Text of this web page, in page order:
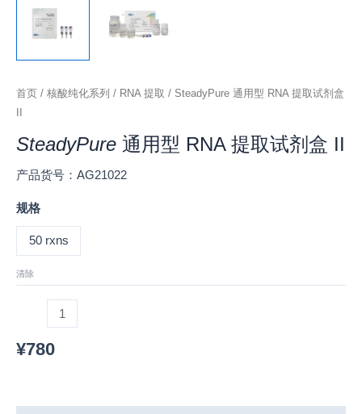
首页 / 核酸纯化系列 / RNA 提取 / SteadyPure 通用型 RNA 提取试剂盒
SteadyPure 通用型 RNA 提取试剂盒 II
产品货号：AG21022
规格
50 rxns
清除
¥780